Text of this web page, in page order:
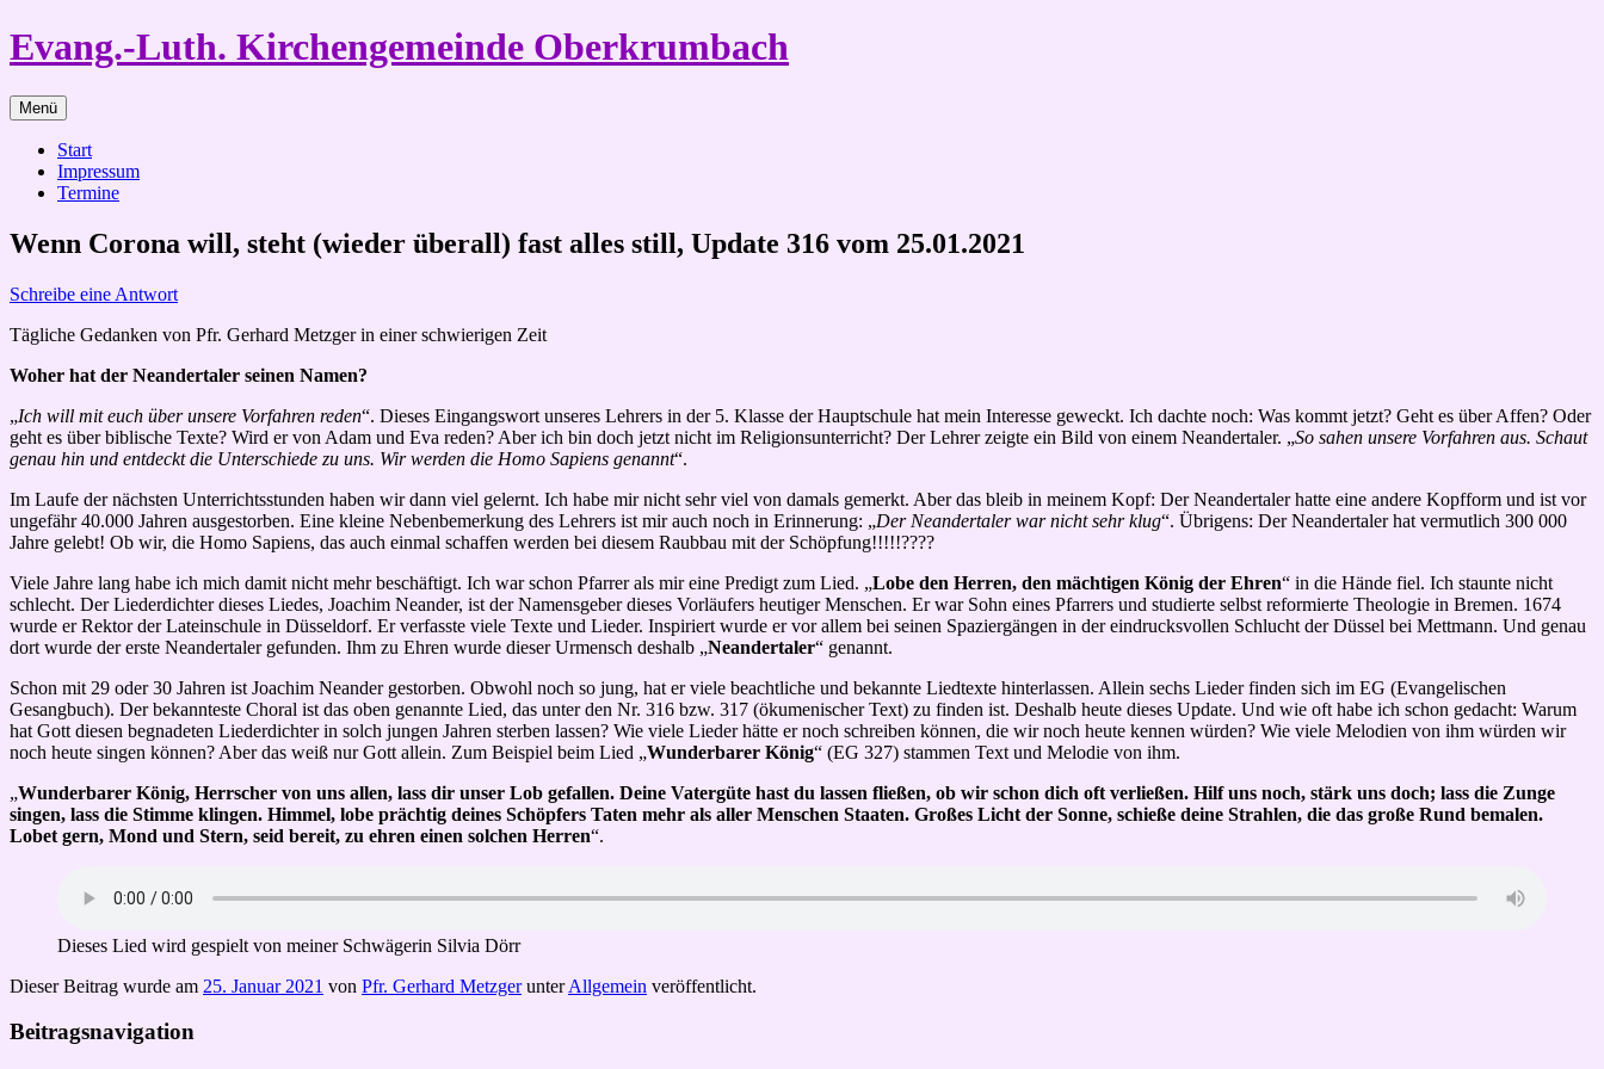
Zum
Inhalt
Evang.-Luth. Kirchengemeinde Oberkrumbach
Menü
Start
Impressum
Termine
Wenn Corona will, steht (wieder überall) fast alles still, Update 316 vom 25.01.2021
Schreibe eine Antwort
Tägliche Gedanken von Pfr. Gerhard Metzger in einer schwierigen Zeit
Woher hat der Neandertaler seinen Namen?
„Ich will mit euch über unsere Vorfahren reden“. Dieses Eingangswort unseres Lehrers in der 5. Klasse der Hauptschule hat mein Interesse geweckt. Ich dachte noch: Was kommt jetzt? Geht es über Affen? Oder
geht es über biblische Texte? Wird er von Adam und Eva reden? Aber ich bin doch jetzt nicht im Religionsunterricht? Der Lehrer zeigte ein Bild von einem Neandertaler. „So sahen unsere Vorfahren aus. Schaut
genau hin und entdeckt die Unterschiede zu uns. Wir werden die Homo Sapiens genannt“.
Im Laufe der nächsten Unterrichtsstunden haben wir dann viel gelernt. Ich habe mir nicht sehr viel von damals gemerkt. Aber das bleib in meinem Kopf: Der Neandertaler hatte eine andere Kopfform und ist vor
ungefähr 40.000 Jahren ausgestorben. Eine kleine Nebenbemerkung des Lehrers ist mir auch noch in Erinnerung: „Der Neandertaler war nicht sehr klug“. Übrigens: Der Neandertaler hat vermutlich 300 000
Jahre gelebt! Ob wir, die Homo Sapiens, das auch einmal schaffen werden bei diesem Raubbau mit der Schöpfung!!!!!????
Viele Jahre lang habe ich mich damit nicht mehr beschäftigt. Ich war schon Pfarrer als mir eine Predigt zum Lied. „Lobe den Herren, den mächtigen König der Ehren“ in die Hände fiel. Ich staunte nicht
schlecht. Der Liederdichter dieses Liedes, Joachim Neander, ist der Namensgeber dieses Vorläufers heutiger Menschen. Er war Sohn eines Pfarrers und studierte selbst reformierte Theologie in Bremen. 1674
wurde er Rektor der Lateinschule in Düsseldorf. Er verfasste viele Texte und Lieder. Inspiriert wurde er vor allem bei seinen Spaziergängen in der eindrucksvollen Schlucht der Düssel bei Mettmann. Und genau
dort wurde der erste Neandertaler gefunden. Ihm zu Ehren wurde dieser Urmensch deshalb „Neandertaler“ genannt.
Schon mit 29 oder 30 Jahren ist Joachim Neander gestorben. Obwohl noch so jung, hat er viele beachtliche und bekannte Liedtexte hinterlassen. Allein sechs Lieder finden sich im EG (Evangelischen
Gesangbuch). Der bekannteste Choral ist das oben genannte Lied, das unter den Nr. 316 bzw. 317 (ökumenischer Text) zu finden ist. Deshalb heute dieses Update. Und wie oft habe ich schon gedacht: Warum
hat Gott diesen begnadeten Liederdichter in solch jungen Jahren sterben lassen? Wie viele Lieder hätte er noch schreiben können, die wir noch heute kennen würden? Wie viele Melodien von ihm würden wir
noch heute singen können? Aber das weiß nur Gott allein. Zum Beispiel beim Lied „Wunderbarer König“ (EG 327) stammen Text und Melodie von ihm.
„Wunderbarer König, Herrscher von uns allen, lass dir unser Lob gefallen. Deine Vatergüte hast du lassen fließen, ob wir schon dich oft verließen. Hilf uns noch, stärk uns doch; lass die Zunge
singen, lass die Stimme klingen. Himmel, lobe prächtig deines Schöpfers Taten mehr als aller Menschen Staaten. Großes Licht der Sonne, schieße deine Strahlen, die das große Rund bemalen.
Lobet gern, Mond und Stern, seid bereit, zu ehren einen solchen Herren“.
Dieses Lied wird gespielt von meiner Schwägerin Silvia Dörr
Dieser Beitrag wurde am 25. Januar 2021 von Pfr. Gerhard MetzgerunterAllgemein veröffentlicht.
Beitragsnavigation